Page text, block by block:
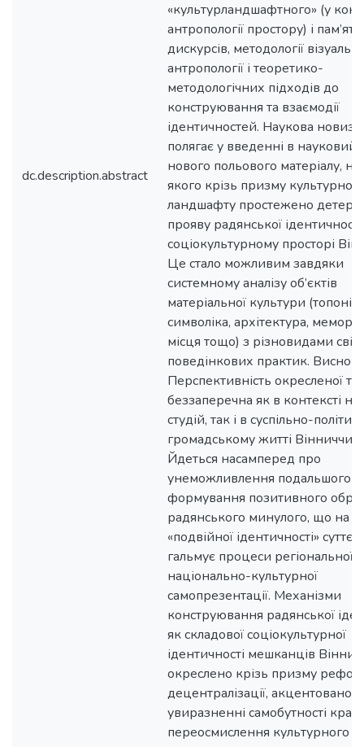
dc.description.abstract
«культурландшафтного» (у
антропології простору) і
дискурсів, методології
антропології і теоретико-
методологічних підходів до
конструювання та взаємодії
ідентичностей. Наукова
полягає у введенні в науковий
нового польового матеріалу, на
якого крізь призму
ландшафту простежено
прояву радянської
соціокультурному просторі
Це стало можливим завдяки
системному аналізу об’єктів
матеріальної культури
символіка, архітектура,
місця тощо) з різновидами
поведінкових практик.
Перспективність окресленої
беззаперечна як в контексті
студій, так і в суспільно-
громадському житті
Йдеться насамперед про
унеможливлення подальшого
формування позитивного
радянського минулого, що на
«подвійної ідентичності»
гальмує процеси регіональної й
національно-культурної
самопрезентації. Механізми
конструювання радянської
як складової соціокультурної
ідентичності мешканців
окреслено крізь призму
децентралізації, акцентовано
увиразненні самобутності
переосмислення культурного